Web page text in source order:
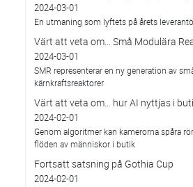
2024-03-01
En utmaning som lyftets på årets
Värt att veta om... Små Modulära
2024-03-01
SMR representerar en ny generation av
kärnkraftsreaktorer
Värt att veta om… hur AI nyttjas i
2024-02-01
Genom algoritmer kan kamerorna spåra
flöden av människor i butik
Fortsatt satsning på Gothia Cup
2024-02-01